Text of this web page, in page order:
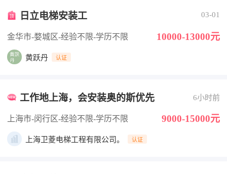
日立电梯安装工 03-01
金华市-婺城区-经验不限-学历不限 10000-13000元
黄跃丹 认证
工作地上海，会安装奥的斯优先 6小时前
上海市-闵行区-经验不限-学历不限 9000-15000元
上海卫菱电梯工程有限公司。 认证